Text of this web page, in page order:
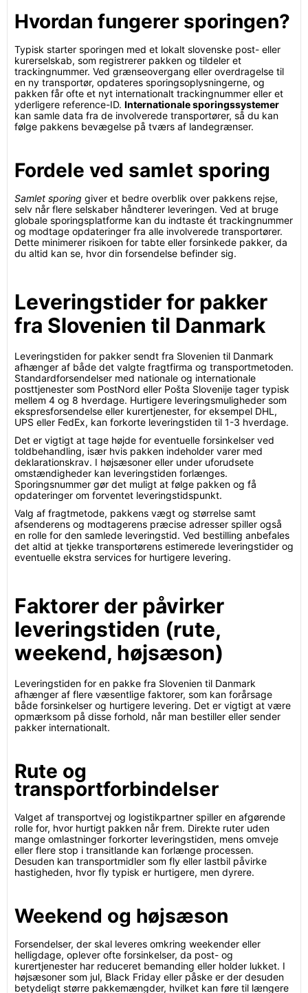
Hvordan fungerer sporingen?
Typisk starter sporingen med et lokalt slovenske post- eller
kurerselskab, som registrerer pakken og tildeler et
trackingnummer. Ved grænseovergang eller overdragelse til
en ny transportør, opdateres sporingsoplysningerne, og
pakken får ofte et nyt internationalt trackingnummer eller et
yderligere reference-ID. Internationale sporingssystemer
kan samle data fra de involverede transportører, så du kan
følge pakkens bevægelse på tværs af landegrænser.
Fordele ved samlet sporing
Samlet sporing giver et bedre overblik over pakkens rejse,
selv når flere selskaber håndterer leveringen. Ved at bruge
globale sporingsplatforme kan du indtaste ét trackingnummer
og modtage opdateringer fra alle involverede transportører.
Dette minimerer risikoen for tabte eller forsinkede pakker, da
du altid kan se, hvor din forsendelse befinder sig.
Leveringstider for pakker
fra Slovenien til Danmark
Leveringstiden for pakker sendt fra Slovenien til Danmark
afhænger af både det valgte fragtfirma og transportmetoden.
Standardforsendelser med nationale og internationale
posttjenester som PostNord eller Pošta Slovenije tager typisk
mellem 4 og 8 hverdage. Hurtigere leveringsmuligheder som
ekspresforsendelse eller kurertjenester, for eksempel DHL,
UPS eller FedEx, kan forkorte leveringstiden til 1-3 hverdage.
Det er vigtigt at tage højde for eventuelle forsinkelser ved
toldbehandling, især hvis pakken indeholder varer med
deklarationskrav. I højsæsoner eller under uforudsete
omstændigheder kan leveringstiden forlænges.
Sporingsnummer gør det muligt at følge pakken og få
opdateringer om forventet leveringstidspunkt.
Valg af fragtmetode, pakkens vægt og størrelse samt
afsenderens og modtagerens præcise adresser spiller også
en rolle for den samlede leveringstid. Ved bestilling anbefales
det altid at tjekke transportørens estimerede leveringstider og
eventuelle ekstra services for hurtigere levering.
Faktorer der påvirker
leveringstiden (rute,
weekend, højsæson)
Leveringstiden for en pakke fra Slovenien til Danmark
afhænger af flere væsentlige faktorer, som kan forårsage
både forsinkelser og hurtigere levering. Det er vigtigt at være
opmærksom på disse forhold, når man bestiller eller sender
pakker internationalt.
Rute og
transportforbindelser
Valget af transportvej og logistikpartner spiller en afgørende
rolle for, hvor hurtigt pakken når frem. Direkte ruter uden
mange omlastninger forkorter leveringstiden, mens omveje
eller flere stop i transitlande kan forlænge processen.
Desuden kan transportmidler som fly eller lastbil påvirke
hastigheden, hvor fly typisk er hurtigere, men dyrere.
Weekend og højsæson
Forsendelser, der skal leveres omkring weekender eller
helligdage, oplever ofte forsinkelser, da post- og
kurertjenester har reduceret bemanding eller holder lukket. I
højsæsoner som jul, Black Friday eller påske er der desuden
betydeligt større pakkemængder, hvilket kan føre til længere